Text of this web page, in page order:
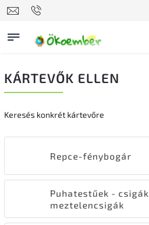
KÁRTEVŐK ELLEN
Keresés konkrét kártevőre
Repce-fénybogár
Puhatestűek - csigák,
meztelencsigák